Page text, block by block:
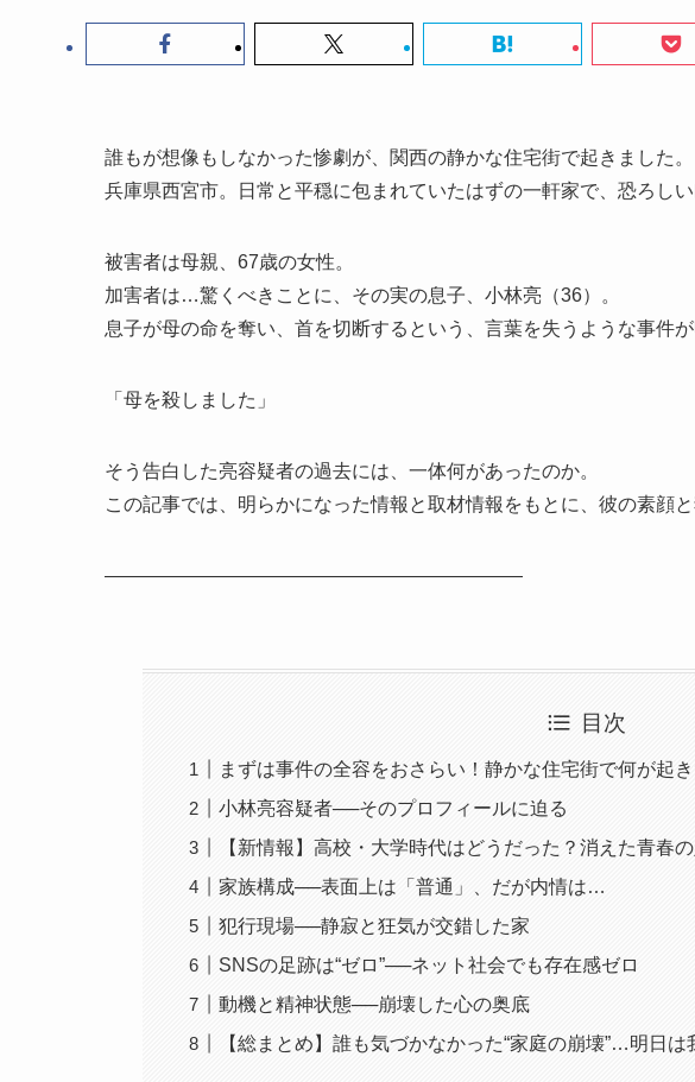
誰もが想像もしなかった惨劇が、関西の静かな住宅街で起きました。
兵庫県西宮市。日常と平穏に包まれていたはずの一軒家で、恐ろし
被害者は母親、67歳の女性。
加害者は…驚くべきことに、その実の息子、小林亮（36）。
息子が母の命を奪い、首を切断するという、言葉を失うような事件が
「母を殺しました」
そう告白した亮容疑者の過去には、一体何があったのか。
この記事では、明らかになった情報と取材情報をもとに、彼の素顔
――――――――――――――――――――――
目次
まずは事件の全容をおさらい！静かな住宅街で何が起き
小林亮容疑者──そのプロフィールに迫る
【新情報】高校・大学時代はどうだった？消えた青春
家族構成──表面上は「普通」、だが内情は…
犯行現場──静寂と狂気が交錯した家
SNSの足跡は“ゼロ”──ネット社会でも存在感ゼロ
動機と精神状態──崩壊した心の奥底
【総まとめ】誰も気づかなかった“家庭の崩壊”…明日は